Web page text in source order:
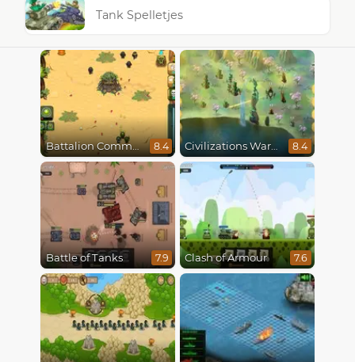
Tank Spelletjes
Battalion Commander 8.4 Civilizations Wars Master Edition 8.4
Battle of Tanks 7.9 Clash of Armour 7.6